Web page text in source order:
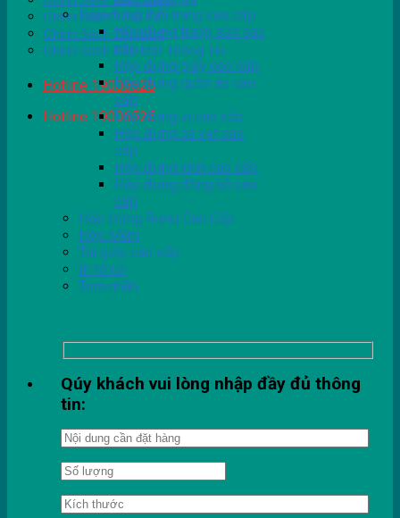
Chính Sách Thiết Kế
Chính Sách Tồn Kho
Chính Sách Bảo Mật Thông Tin
Hotline 19006525
Hotline 19006525
Hộp đựng thời trang cao cấp
Hộp đựng trang sức cao
cấp
Hộp đựng giày cao cấp
Hộp đựng quần áo cao
cấp
Hộp đựng ví cao cấp
Hộp đựng cà vạt cao
cấp
Hộp đựng kính cao cấp
Hộp đựng đồng hồ cao
cấp
Hộp Đựng Rượu Cao Cấp
Hộp Mềm
Túi giấy cao cấp
In tờ rơi
Tem nhãn
Qúy khách vui lòng nhập đầy đủ thông
tin: